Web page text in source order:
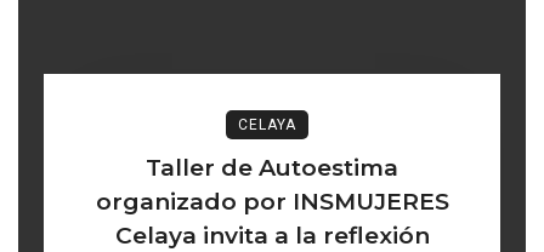
CELAYA
Taller de Autoestima
organizado por INSMUJERES
Celaya invita a la reflexión